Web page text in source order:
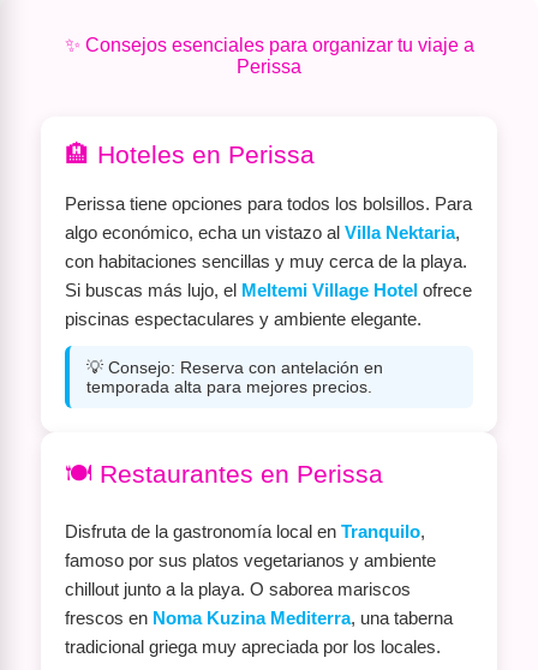
✨ Consejos esenciales para organizar tu viaje a
Perissa
🏨 Hoteles en Perissa
Perissa tiene opciones para todos los bolsillos. Para
algo económico, echa un vistazo al Villa Nektaria,
con habitaciones sencillas y muy cerca de la playa.
Si buscas más lujo, el Meltemi Village Hotel ofrece
piscinas espectaculares y ambiente elegante.
💡 Consejo: Reserva con antelación en
temporada alta para mejores precios.
🍽️ Restaurantes en Perissa
Disfruta de la gastronomía local en Tranquilo,
famoso por sus platos vegetarianos y ambiente
chillout junto a la playa. O saborea mariscos
frescos en Noma Kuzina Mediterra, una taberna
tradicional griega muy apreciada por los locales.